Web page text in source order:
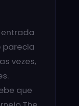
entrada
parecia
vezes,
que